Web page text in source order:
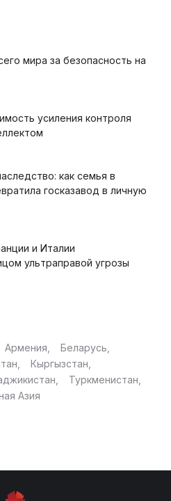
мира за безопасность на
усиления контроля
как семья в
госказавод в личную
и Италии
ультраправой угрозы
Армения
Беларусь
Кыргызстан
Туркменистан
Азия